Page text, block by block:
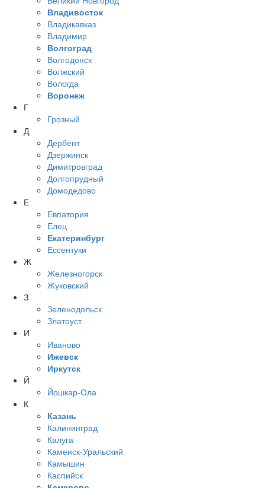
Владивосток
Владикавказ
Владимир
Волгоград
Волгодонск
Волжский
Вологда
Воронеж
Г
Грозный
Д
Дербент
Дзержинск
Димитровград
Долгопрудный
Домодедово
Е
Евпатория
Елец
Екатеринбург
Ессентуки
Ж
Железногорск
Жуковский
З
Зеленодольск
Златоуст
И
Иваново
Ижевск
Иркутск
Й
Йошкар-Ола
К
Казань
Калининград
Калуга
Каменск-Уральский
Камышин
Каспийск